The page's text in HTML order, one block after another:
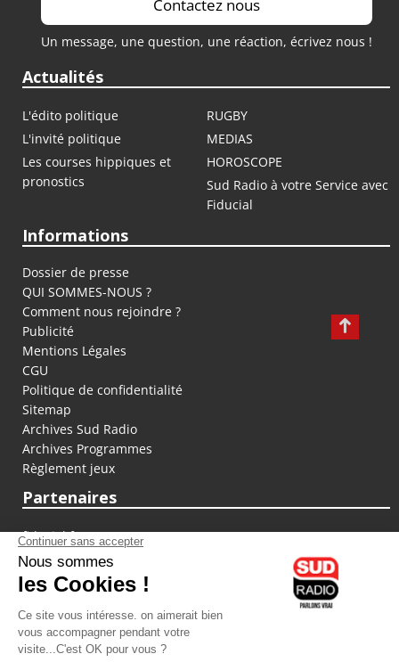
Contactez nous
Un message, une question, une réaction, écrivez nous !
Actualités
L'édito politique
RUGBY
L'invité politique
MEDIAS
Les courses hippiques et
pronostics
HOROSCOPE
Sud Radio à votre Service avec
Fiducial
Informations
Dossier de presse
QUI SOMMES-NOUS ?
Comment nous rejoindre ?
Publicité
Mentions Légales
CGU
Politique de confidentialité
Sitemap
Archives Sud Radio
Archives Programmes
Règlement jeux
Partenaires
fiducial.fr
lyoncapitale.fr
olympique-et-lyonnais.com
L'application Iphone / Android